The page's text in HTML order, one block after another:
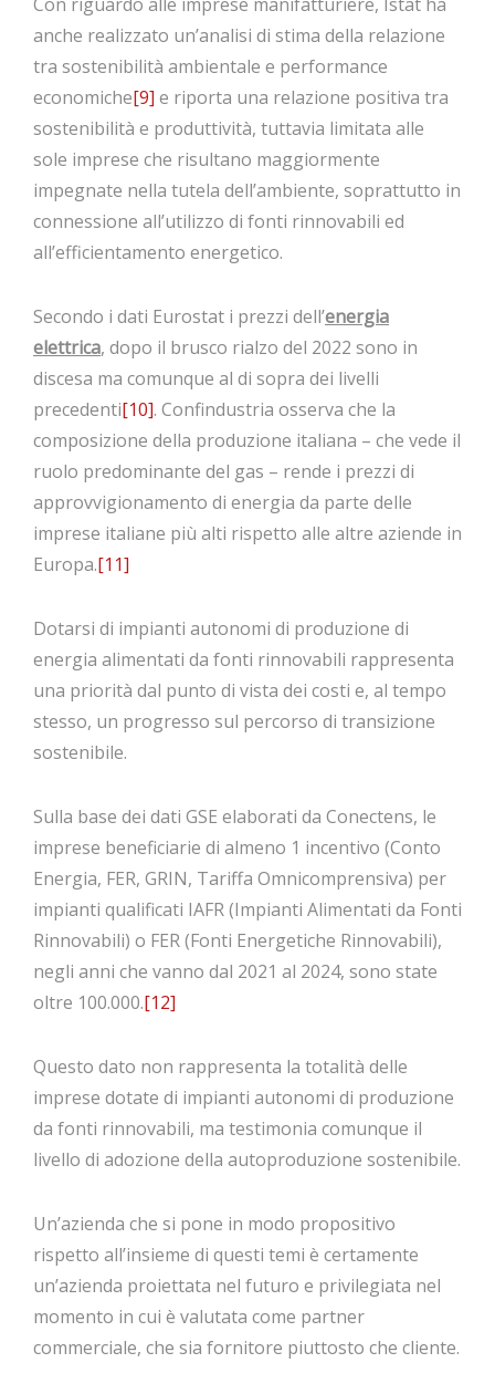
anche realizzato un’analisi di stima della relazione
tra sostenibilità ambientale e performance
economiche[9] e riporta una relazione positiva tra
sostenibilità e produttività, tuttavia limitata alle
sole imprese che risultano maggiormente
impegnate nella tutela dell’ambiente, soprattutto in
connessione all’utilizzo di fonti rinnovabili ed
all’efficientamento energetico.
Secondo i dati Eurostat i prezzi dell’energia
elettrica, dopo il brusco rialzo del 2022 sono in
discesa ma comunque al di sopra dei livelli
precedenti[10]. Confindustria osserva che la
composizione della produzione italiana – che vede il
ruolo predominante del gas – rende i prezzi di
approvvigionamento di energia da parte delle
imprese italiane più alti rispetto alle altre aziende in
Europa.[11]
Dotarsi di impianti autonomi di produzione di
energia alimentati da fonti rinnovabili rappresenta
una priorità dal punto di vista dei costi e, al tempo
stesso, un progresso sul percorso di transizione
sostenibile.
Sulla base dei dati GSE elaborati da Conectens, le
imprese beneficiarie di almeno 1 incentivo (Conto
Energia, FER, GRIN, Tariffa Omnicomprensiva) per
impianti qualificati IAFR (Impianti Alimentati da Fonti
Rinnovabili) o FER (Fonti Energetiche Rinnovabili),
negli anni che vanno dal 2021 al 2024, sono state
oltre 100.000.[12]
Questo dato non rappresenta la totalità delle
imprese dotate di impianti autonomi di produzione
da fonti rinnovabili, ma testimonia comunque il
livello di adozione della autoproduzione sostenibile.
Un’azienda che si pone in modo propositivo
rispetto all’insieme di questi temi è certamente
un’azienda proiettata nel futuro e privilegiata nel
momento in cui è valutata come partner
commerciale, che sia fornitore piuttosto che cliente.